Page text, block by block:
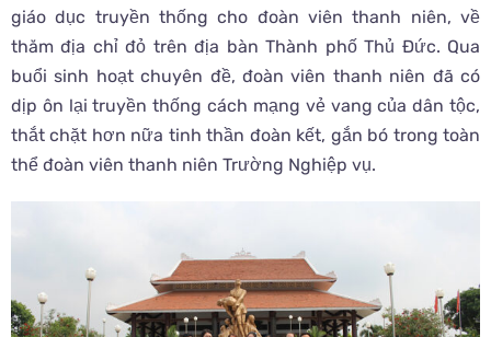
giáo dục truyền thống cho đoàn viên thanh niên, về
thăm địa chỉ đỏ trên địa bàn Thành phố Thủ Đức. Qua
buổi sinh hoạt chuyên đề, đoàn viên thanh niên đã có
dịp ôn lại truyền thống cách mạng vẻ vang của dân tộc,
thắt chặt hơn nữa tinh thần đoàn kết, gắn bó trong toàn
thể đoàn viên thanh niên Trường Nghiệp vụ.